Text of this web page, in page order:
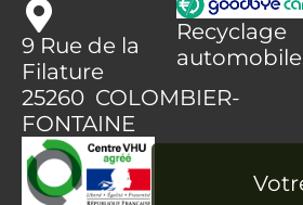
9 Rue de la
Filature
25260 COLOMBIER-
FONTAINE
Recyclage
automobile